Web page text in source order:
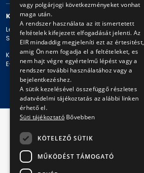
KAPCSOLAT
Levelezési cím: 1980 Budapest, Pf. 11.
Székhely: 1980 Budapest, Akácfa u. 15.
Központi telefonszám: + 36 1 461-65-00
E-mail cím: bkv@bkv.hu
vagy polgárjogi következményeket vonhat
maga után.
A rendszer használata az itt ismertetett
feltételek kifejezett elfogadását jelenti. Az
EIR mindaddig megjeleníti ezt az értesitést,
amig Ön nem fogadja el a feltételeket, es
nem hajt végre egyértelmű lépést vagy a
rendszer további használatához vagy a
bejelentkezéshez.
A sütik kezelésével összefüggő részletes
adatvédelmi tájékoztatás az alábbi linken
érhető el.
Süti tájékoztató Bővebben
KÖTELEZŐ SÜTIK
MŰKÖDÉST TÁMOGATÓ